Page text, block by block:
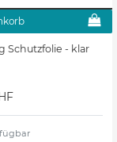
Schutzfolie - klar